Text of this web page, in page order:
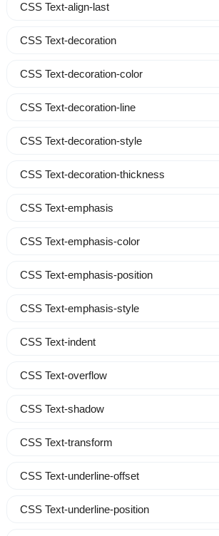
CSS Text-align-last
CSS Text-decoration
CSS Text-decoration-color
CSS Text-decoration-line
CSS Text-decoration-style
CSS Text-decoration-thickness
CSS Text-emphasis
CSS Text-emphasis-color
CSS Text-emphasis-position
CSS Text-emphasis-style
CSS Text-indent
CSS Text-overflow
CSS Text-shadow
CSS Text-transform
CSS Text-underline-offset
CSS Text-underline-position